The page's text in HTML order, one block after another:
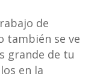
de
también se ve
grande de tu
en la